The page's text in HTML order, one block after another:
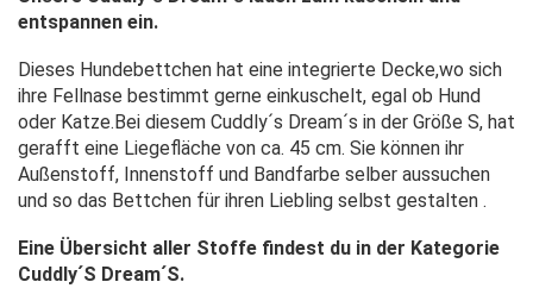
entspannen ein.
Dieses Hundebettchen hat eine integrierte Decke,wo sich
ihre Fellnase bestimmt gerne einkuschelt, egal ob Hund
oder Katze.Bei diesem Cuddly´s Dream´s in der Größe S, hat
gerafft eine Liegefläche von ca. 45 cm. Sie können ihr
Außenstoff, Innenstoff und Bandfarbe selber aussuchen
und so das Bettchen für ihren Liebling selbst gestalten .
Eine Übersicht aller Stoffe findest du in der Kategorie
Cuddly´S Dream´S.